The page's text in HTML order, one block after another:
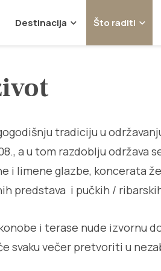
Destinacija Što raditi
tradiciju u
a u tom razdoblju održava
i limene glazbe, koncerata
predstava i pučkih /
i terase nude izvornu
svaku večer pretvoriti u